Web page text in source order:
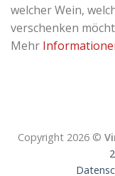
welcher Wein,
verschenken
Mehr
Copyright 2026 ©